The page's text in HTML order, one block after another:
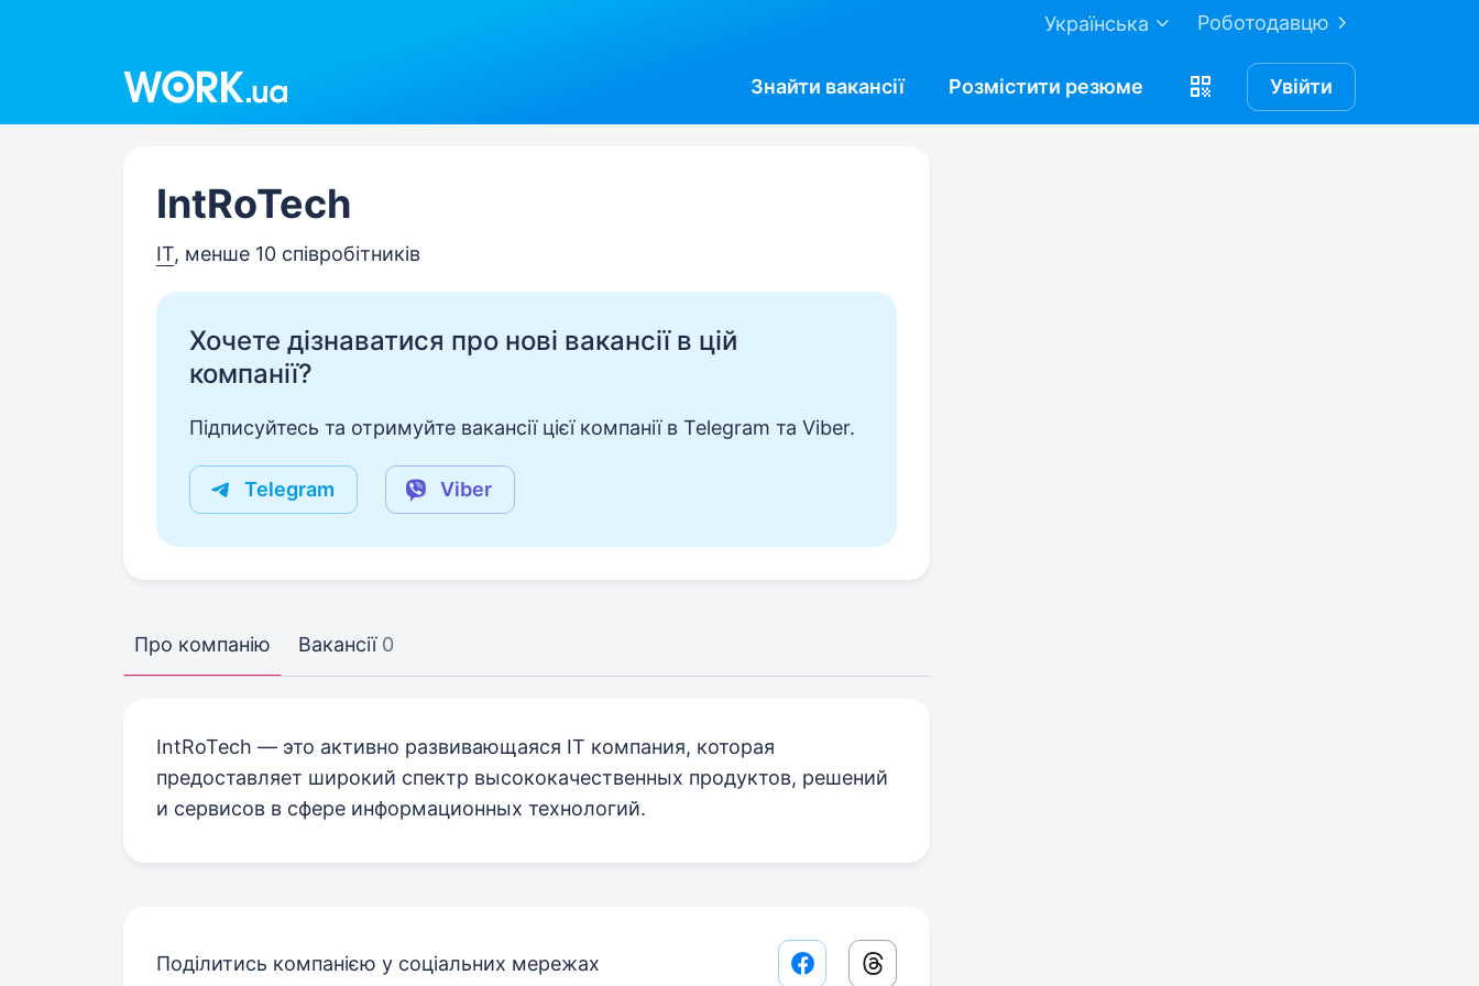
Роботодавцю
Українська
Знайти вакансії Розмістити резюме Увійти
IntRoTech
IT, менше 10 співробітників
Хочете дізнаватися про нові вакансії в цій
компанії?
Підписуйтесь та отримуйте вакансії цієї компанії в Telegram та Viber.
Telegram Viber
Про компанію Вакансії 0
IntRoTech — это активно развивающаяся IT компания, которая
предоставляет широкий спектр высококачественных продуктов, решений
и сервисов в сфере информационных технологий.
Поділитись компанією у соціальних мережах Facebook share link
Threads share link